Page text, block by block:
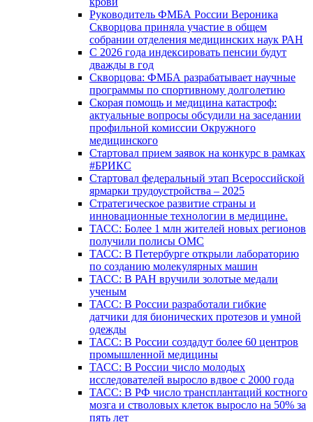
Руководитель ФМБА России Вероника
Скворцова приняла участие в общем
собрании отделения медицинских наук РАН
С 2026 года индексировать пенсии будут
дважды в год
Скворцова: ФМБА разрабатывает научные
программы по спортивному долголетию
Скорая помощь и медицина катастроф:
актуальные вопросы обсудили на заседании
профильной комиссии Окружного
медицинского
Стартовал прием заявок на конкурс в рамках
#БРИКС
Стартовал федеральный этап Всероссийской
ярмарки трудоустройства – 2025
Стратегическое развитие страны и
инновационные технологии в медицине.
ТАСС: Более 1 млн жителей новых регионов
получили полисы ОМС
ТАСС: В Петербурге открыли лабораторию
по созданию молекулярных машин
ТАСС: В РАН вручили золотые медали
ученым
ТАСС: В России разработали гибкие
датчики для бионических протезов и умной
одежды
ТАСС: В России создадут более 60 центров
промышленной медицины
ТАСС: В России число молодых
исследователей выросло вдвое с 2000 года
ТАСС: В РФ число трансплантаций костного
мозга и стволовых клеток выросло на 50% за
пять лет